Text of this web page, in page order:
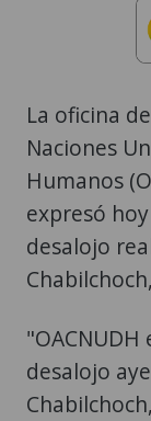
La oficina
Naciones
Humanos
expresó
desalojo
desalojo